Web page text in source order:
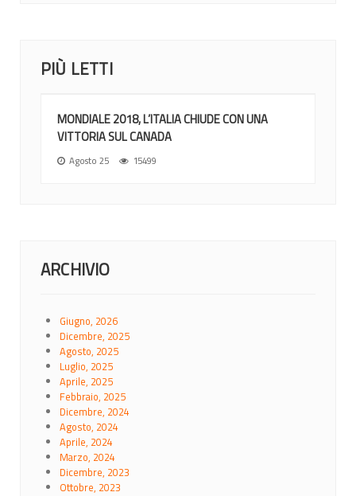
PIÙ LETTI
MONDIALE 2018, L’ITALIA CHIUDE CON UNA
VITTORIA SUL CANADA
Agosto 25 15499
ARCHIVIO
Giugno, 2026
Dicembre, 2025
Agosto, 2025
Luglio, 2025
Aprile, 2025
Febbraio, 2025
Dicembre, 2024
Agosto, 2024
Aprile, 2024
Marzo, 2024
Dicembre, 2023
Ottobre, 2023